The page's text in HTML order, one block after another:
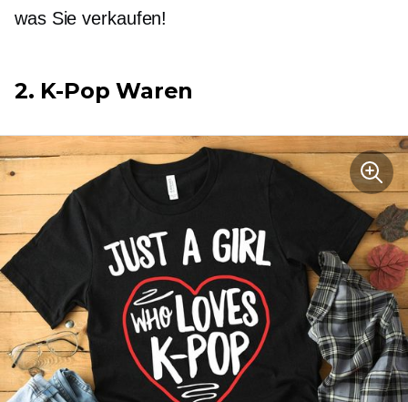
was Sie verkaufen!
2. K-Pop Waren